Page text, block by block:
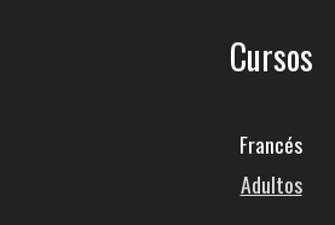
Cursos
Francés
Adultos